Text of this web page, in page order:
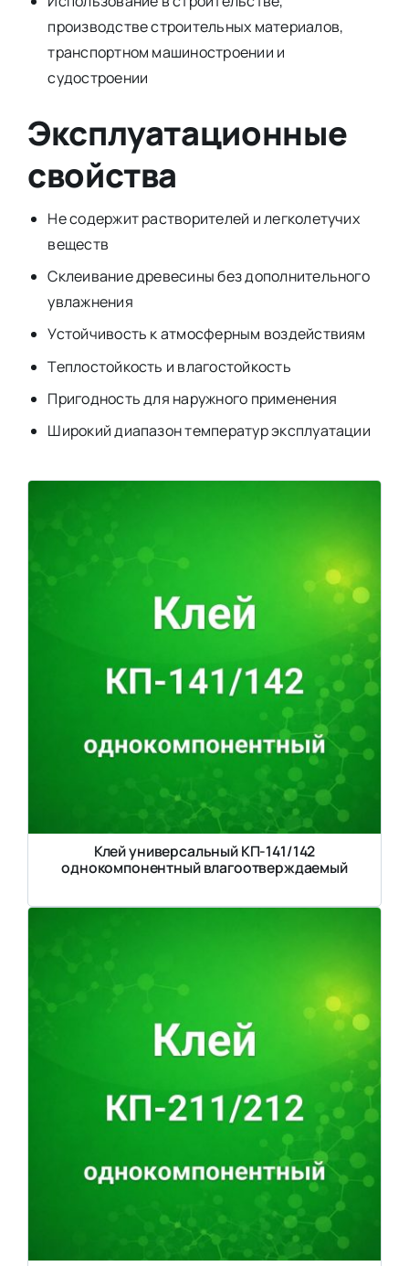
производстве строительных материалов,
транспортном машиностроении и
судостроении
Эксплуатационные
свойства
Не содержит растворителей и легколетучих
веществ
Склеивание древесины без дополнительного
увлажнения
Устойчивость к атмосферным воздействиям
Теплостойкость и влагостойкость
Пригодность для наружного применения
Широкий диапазон температур эксплуатации
Клей универсальный КП-141/142
однокомпонентный влагоотверждаемый